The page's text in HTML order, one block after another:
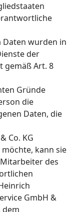
Daten wurden in
der
gemäß Art. 8
Gründe
die
Daten, die
Co. KG
kann sie
des
GmbH &
dem